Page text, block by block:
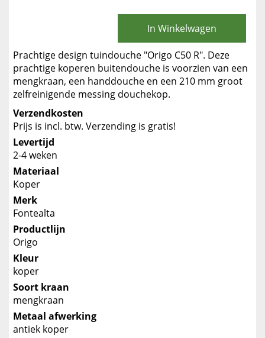
In Winkelwagen
Prachtige design tuindouche "Origo C50 R". Deze
prachtige koperen buitendouche is voorzien van een
mengkraan, een handdouche en een 210 mm groot
zelfreinigende messing douchekop.
Verzendkosten
Prijs is incl. btw. Verzending is gratis!
Levertijd
2-4 weken
Materiaal
Koper
Merk
Fontealta
Productlijn
Origo
Kleur
koper
Soort kraan
mengkraan
Metaal afwerking
antiek koper